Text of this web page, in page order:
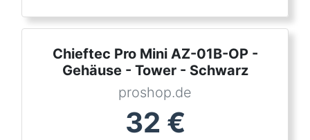
Chieftec Pro Mini AZ-01B-OP -
Gehäuse - Tower - Schwarz
proshop.de
32 €